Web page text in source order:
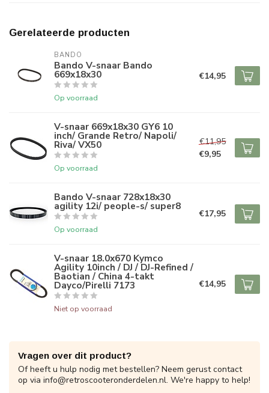
Gerelateerde producten
BANDO
Bando V-snaar Bando
669x18x30
Op voorraad
€14,95
V-snaar 669x18x30 GY6 10
inch/ Grande Retro/ Napoli/
Riva/ VX50
Op voorraad
€11,95
€9,95
Bando V-snaar 728x18x30
agility 12i/ people-s/ super8
Op voorraad
€17,95
V-snaar 18.0x670 Kymco
Agility 10inch / DJ / DJ-Refined /
Baotian / China 4-takt
Dayco/Pirelli 7173
Niet op voorraad
€14,95
Vragen over dit product?
Of heeft u hulp nodig met bestellen? Neem gerust contact
op via info@retroscooteronderdelen.nl. We're happy to help!